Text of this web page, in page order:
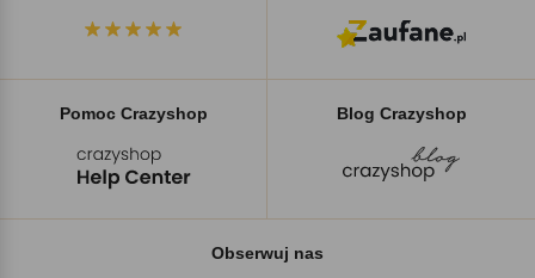
Pomoc Crazyshop Blog Crazyshop
Obserwuj nas